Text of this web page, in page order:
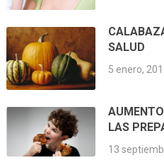
SALUD
5 enero,
LAS
13